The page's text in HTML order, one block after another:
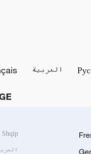
العربية
Shqip